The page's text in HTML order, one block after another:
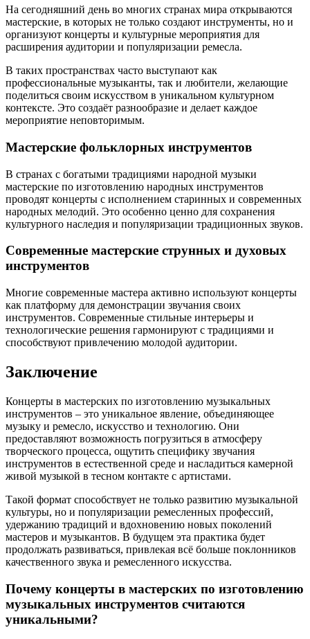
На сегодняшний день во многих странах мира открываются
мастерские, в которых не только создают инструменты, но и
организуют концерты и культурные мероприятия для
расширения аудитории и популяризации ремесла.
В таких пространствах часто выступают как
профессиональные музыканты, так и любители, желающие
поделиться своим искусством в уникальном культурном
контексте. Это создаёт разнообразие и делает каждое
мероприятие неповторимым.
Мастерские фольклорных инструментов
В странах с богатыми традициями народной музыки
мастерские по изготовлению народных инструментов
проводят концерты с исполнением старинных и современных
народных мелодий. Это особенно ценно для сохранения
культурного наследия и популяризации традиционных звуков.
Современные мастерские струнных и духовых
инструментов
Многие современные мастера активно используют концерты
как платформу для демонстрации звучания своих
инструментов. Современные стильные интерьеры и
технологические решения гармонируют с традициями и
способствуют привлечению молодой аудитории.
Заключение
Концерты в мастерских по изготовлению музыкальных
инструментов – это уникальное явление, объединяющее
музыку и ремесло, искусство и технологию. Они
предоставляют возможность погрузиться в атмосферу
творческого процесса, ощутить специфику звучания
инструментов в естественной среде и насладиться камерной
живой музыкой в тесном контакте с артистами.
Такой формат способствует не только развитию музыкальной
культуры, но и популяризации ремесленных профессий,
удержанию традиций и вдохновению новых поколений
мастеров и музыкантов. В будущем эта практика будет
продолжать развиваться, привлекая всё больше поклонников
качественного звука и ремесленного искусства.
Почему концерты в мастерских по изготовлению
музыкальных инструментов считаются
уникальными?